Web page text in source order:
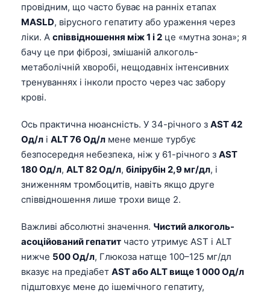
провідним, що часто буває на ранніх етапах
MASLD, вірусного гепатиту або ураження через
ліки. A співвідношення між 1 і 2 це «мутна зона»; я
бачу це при фіброзі, змішаній алкоголь-
метаболічній хворобі, нещодавніх інтенсивних
тренуваннях і інколи просто через час забору
крові.
Ось практична нюансність. У 34-річного з AST 42
Од/л і ALT 76 Од/л мене менше турбує
безпосередня небезпека, ніж у 61-річного з AST
180 Од/л, ALT 82 Од/л, білірубін 2,9 мг/дл, і
зниженням тромбоцитів, навіть якщо друге
співвідношення лише трохи вище 2.
Важливі абсолютні значення. Чистий алкоголь-
асоційований гепатит часто утримує AST і ALT
нижче 500 Од/л, Глюкоза натще 100–125 мг/дл
вказує на предіабет AST або ALT вище 1 000 Од/л
підштовхує мене до ішемічного гепатиту,